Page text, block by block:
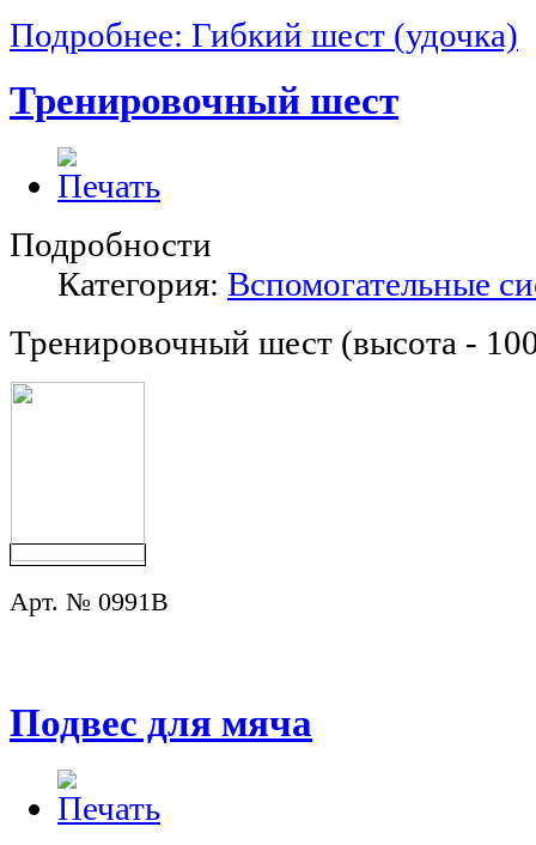
Подробнее: Гибкий шест (удочка)
Тренировочный шест
Подробности
Категория: Вспомогательные
Тренировочный шест (высота -
Арт. № 0991B
Подвес для мяча